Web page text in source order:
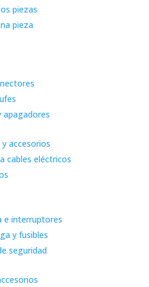
piezas
pieza
accesorios
cables eléctricos
e interruptores
y fusibles
seguridad